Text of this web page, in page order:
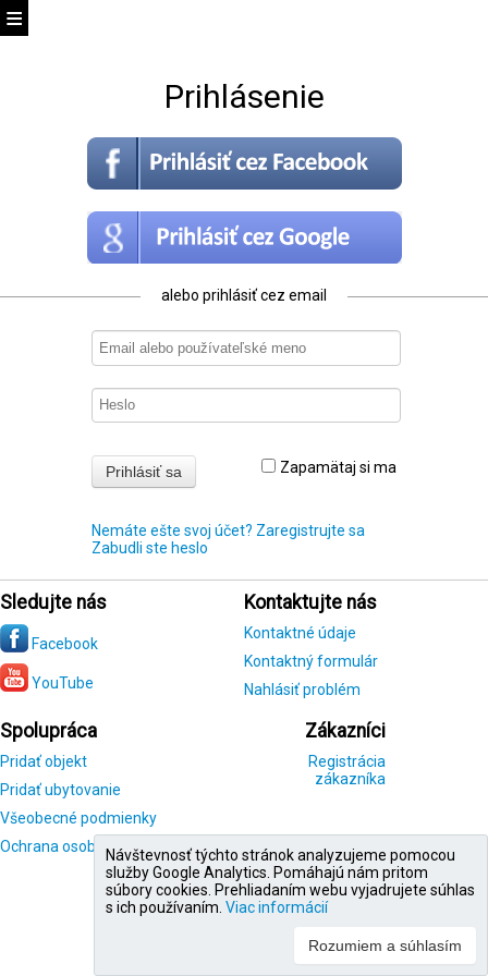
Prihlásenie
alebo prihlásiť cez email
Zapamätaj si ma
Nemáte ešte svoj účet? Zaregistrujte sa
Zabudli ste heslo
Sledujte nás
Facebook
YouTube
Kontaktujte nás
Kontaktné údaje
Kontaktný formulár
Nahlásiť problém
Spolupráca
Pridať objekt
Pridať ubytovanie
Všeobecné podmienky
Ochrana osobných údajov
Zákazníci
Registrácia
zákazníka
Návštevnosť týchto stránok analyzujeme pomocou
služby Google Analytics. Pomáhajú nám pritom
súbory cookies. Prehliadaním webu vyjadrujete súhlas
s ich používaním. Viac informácií